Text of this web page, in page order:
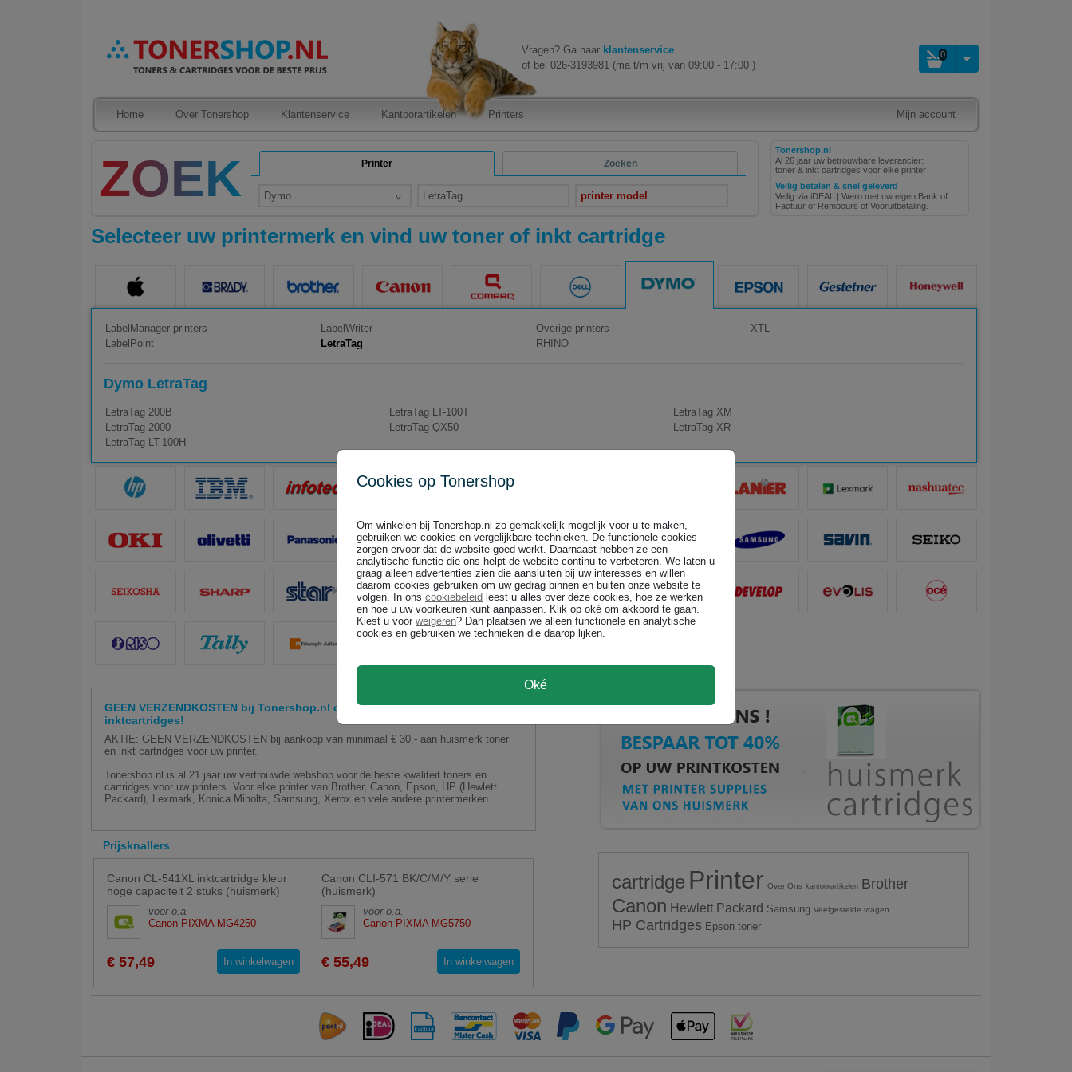
Vragen? Ga naar klantenservice
of bel 026-3193981 (ma t/m vrij van 09:00 - 17:00 )
0
Home Over Tonershop Klantenservice Kantoorartikelen Printers Mijn account
Printer Zoeken
Dymo LetraTag printer model
Tonershop.nl
Al 26 jaar uw betrouwbare leverancier:
toner & inkt cartridges voor elke printer
Veilig betalen & snel geleverd
Veilig via iDEAL | Wero met uw eigen Bank of
Factuur of Rembours of Vooruitbetaling.
Selecteer uw printermerk en vind uw toner of inkt cartridge
LabelManager printers
LabelPoint
LabelWriter
LetraTag
Overige printers
RHINO
XTL
Dymo LetraTag
LetraTag 200B
LetraTag 2000
LetraTag LT-100H
LetraTag LT-100T
LetraTag QX50
LetraTag XM
LetraTag XR
GEEN VERZENDKOSTEN bij Tonershop.nl op huismerk toner en huismerk
inktcartridges!
AKTIE: GEEN VERZENDKOSTEN bij aankoop van minimaal € 30,- aan huismerk toner
en inkt cartridges voor uw printer.
Tonershop.nl is al 21 jaar uw vertrouwde webshop voor de beste kwaliteit toners en
cartridges voor uw printers. Voor elke printer van Brother, Canon, Epson, HP (Hewlett
Packard), Lexmark, Konica Minolta, Samsung, Xerox en vele andere printermerken.
Prijsknallers
Canon CL-541XL inktcartridge kleur
hoge capaciteit 2 stuks (huismerk)
voor o.a.
Canon PIXMA MG4250
€ 57,49 In winkelwagen
Canon CLI-571 BK/C/M/Y serie
(huismerk)
voor o.a.
Canon PIXMA MG5750
€ 55,49 In winkelwagen
cartridge Printer Over Ons kantoorartikelen Brother
Canon Hewlett Packard Samsung Veelgestelde vragen
HP Cartridges Epson toner
Cookies op Tonershop
Om winkelen bij Tonershop.nl zo gemakkelijk mogelijk voor u te maken,
gebruiken we cookies en vergelijkbare technieken. De functionele cookies
zorgen ervoor dat de website goed werkt. Daarnaast hebben ze een
analytische functie die ons helpt de website continu te verbeteren. We laten u
graag alleen advertenties zien die aansluiten bij uw interesses en willen
daarom cookies gebruiken om uw gedrag binnen en buiten onze website te
volgen. In ons cookiebeleid leest u alles over deze cookies, hoe ze werken
en hoe u uw voorkeuren kunt aanpassen. Klik op oké om akkoord te gaan.
Kiest u voor weigeren? Dan plaatsen we alleen functionele en analytische
cookies en gebruiken we technieken die daarop lijken.
Oké